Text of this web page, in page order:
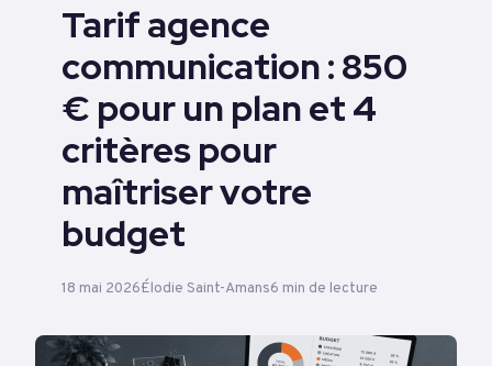
Business
Tech
Éducation
Emploi
Tarif agence
communication : 850
€ pour un plan et 4
critères pour
maîtriser votre
budget
18 mai 2026Élodie Saint-Amans6 min de lecture